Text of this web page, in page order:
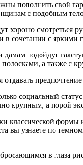
пополнить свой
с подобным
хорошо смотреться
в сочетании с яркими
подойдут
полосками, а также с
социальный
крупным, а порой
классической
вы узнаете по
в глаза